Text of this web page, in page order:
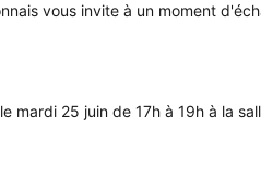
vous invite à un moment
mardi 25 juin de 17h à 19h à la